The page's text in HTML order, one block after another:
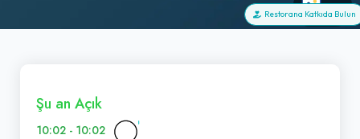
+0
Restorana Katkıda Bulun
Şu an Açık
10:02 - 10:02